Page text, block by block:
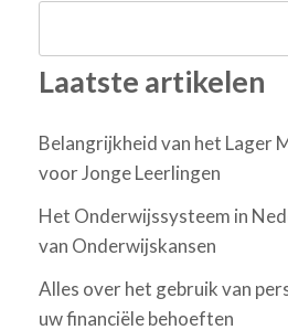
Laatste artikelen
Belangrijkheid van het Lager
voor Jonge Leerlingen
Het Onderwijssysteem in
van Onderwijskansen
Alles over het gebruik van
uw financiële behoeften